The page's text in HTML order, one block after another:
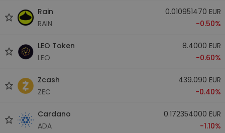
Rain
RAIN
0.010951470 EUR
-0.50%
LEO Token
LEO
8.4000 EUR
-0.60%
Zcash
ZEC
439.090 EUR
-0.40%
Cardano
ADA
0.172354000 EUR
-1.10%